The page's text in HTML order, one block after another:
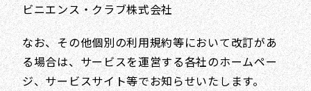
ビニエンス・クラブ株式会社
なお、その他個別の利用規約等において改訂があ
る場合は、サービスを運営する各社のホームペー
ジ、サービスサイト等でお知らせいたします。